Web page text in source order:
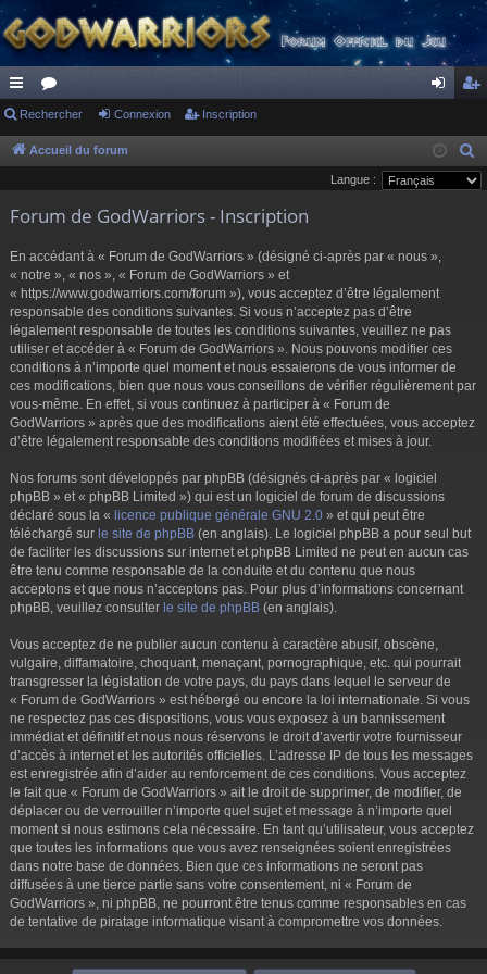
ac
co
ci
or
u
s
ne cri
pti
Rechercher Connexion Inscription
Accueil du forum
e
Langue :
Forum de GodWarriors - Inscription
En accédant à « Forum de GodWarriors » (désigné ci-après par « nous »,
« notre », « nos », « Forum de GodWarriors » et
« https://www.godwarriors.com/forum »), vous acceptez d’être légalement
responsable des conditions suivantes. Si vous n’acceptez pas d’être
légalement responsable de toutes les conditions suivantes, veuillez ne pas
utiliser et accéder à « Forum de GodWarriors ». Nous pouvons modifier ces
conditions à n’importe quel moment et nous essaierons de vous informer de
ces modifications, bien que nous vous conseillons de vérifier régulièrement par
vous-même. En effet, si vous continuez à participer à « Forum de
GodWarriors » après que des modifications aient été effectuées, vous acceptez
d’être légalement responsable des conditions modifiées et mises à jour.
Nos forums sont développés par phpBB (désignés ci-après par « logiciel
phpBB » et « phpBB Limited ») qui est un logiciel de forum de discussions
déclaré sous la « licence publique générale GNU 2.0 » et qui peut être
téléchargé sur le site de phpBB (en anglais). Le logiciel phpBB a pour seul but
de faciliter les discussions sur internet et phpBB Limited ne peut en aucun cas
être tenu comme responsable de la conduite et du contenu que nous
acceptons et que nous n’acceptons pas. Pour plus d’informations concernant
phpBB, veuillez consulter le site de phpBB (en anglais).
Vous acceptez de ne publier aucun contenu à caractère abusif, obscène,
vulgaire, diffamatoire, choquant, menaçant, pornographique, etc. qui pourrait
transgresser la législation de votre pays, du pays dans lequel le serveur de
« Forum de GodWarriors » est hébergé ou encore la loi internationale. Si vous
ne respectez pas ces dispositions, vous vous exposez à un bannissement
immédiat et définitif et nous nous réservons le droit d’avertir votre fournisseur
d’accès à internet et les autorités officielles. L’adresse IP de tous les messages
est enregistrée afin d’aider au renforcement de ces conditions. Vous acceptez
le fait que « Forum de GodWarriors » ait le droit de supprimer, de modifier, de
déplacer ou de verrouiller n’importe quel sujet et message à n’importe quel
moment si nous estimons cela nécessaire. En tant qu’utilisateur, vous acceptez
que toutes les informations que vous avez renseignées soient enregistrées
dans notre base de données. Bien que ces informations ne seront pas
diffusées à une tierce partie sans votre consentement, ni « Forum de
GodWarriors », ni phpBB, ne pourront être tenus comme responsables en cas
de tentative de piratage informatique visant à compromettre vos données.